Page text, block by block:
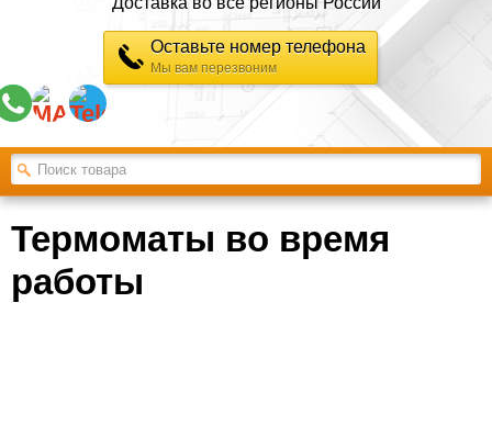
Оставьте номер телефона
Мы вам перезвоним
Термоматы во время
работы